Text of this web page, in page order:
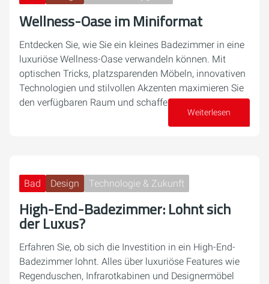
Wellness-Oase im Miniformat
Entdecken Sie, wie Sie ein kleines Badezimmer in eine
luxuriöse Wellness-Oase verwandeln können. Mit
optischen Tricks, platzsparenden Möbeln, innovativen
Technologien und stilvollen Akzenten maximieren Sie
den verfügbaren Raum und schaffen eine…
Weiterlesen
Bad Design Technologie & Zukunft
High-End-Badezimmer: Lohnt sich
der Luxus?
Erfahren Sie, ob sich die Investition in ein High-End-
Badezimmer lohnt. Alles über luxuriöse Features wie
Regenduschen, Infrarotkabinen und Designermöbel